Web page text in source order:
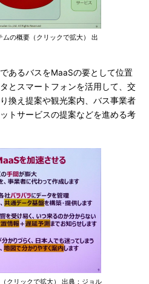
の概要（クリックで拡大） 出
あるバスをMaaSの要として位置
とスマートフォンを活用して、交
換え提案や観光案内、バス事業者
トサービスの提案などを進める考
クリックで拡大） 出典：ジョル